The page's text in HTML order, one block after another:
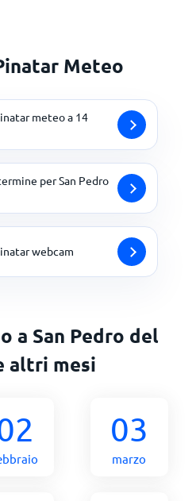
Meteo
meteo a 14
per San Pedro
webcam
a San Pedro del
altri mesi
03
marzo